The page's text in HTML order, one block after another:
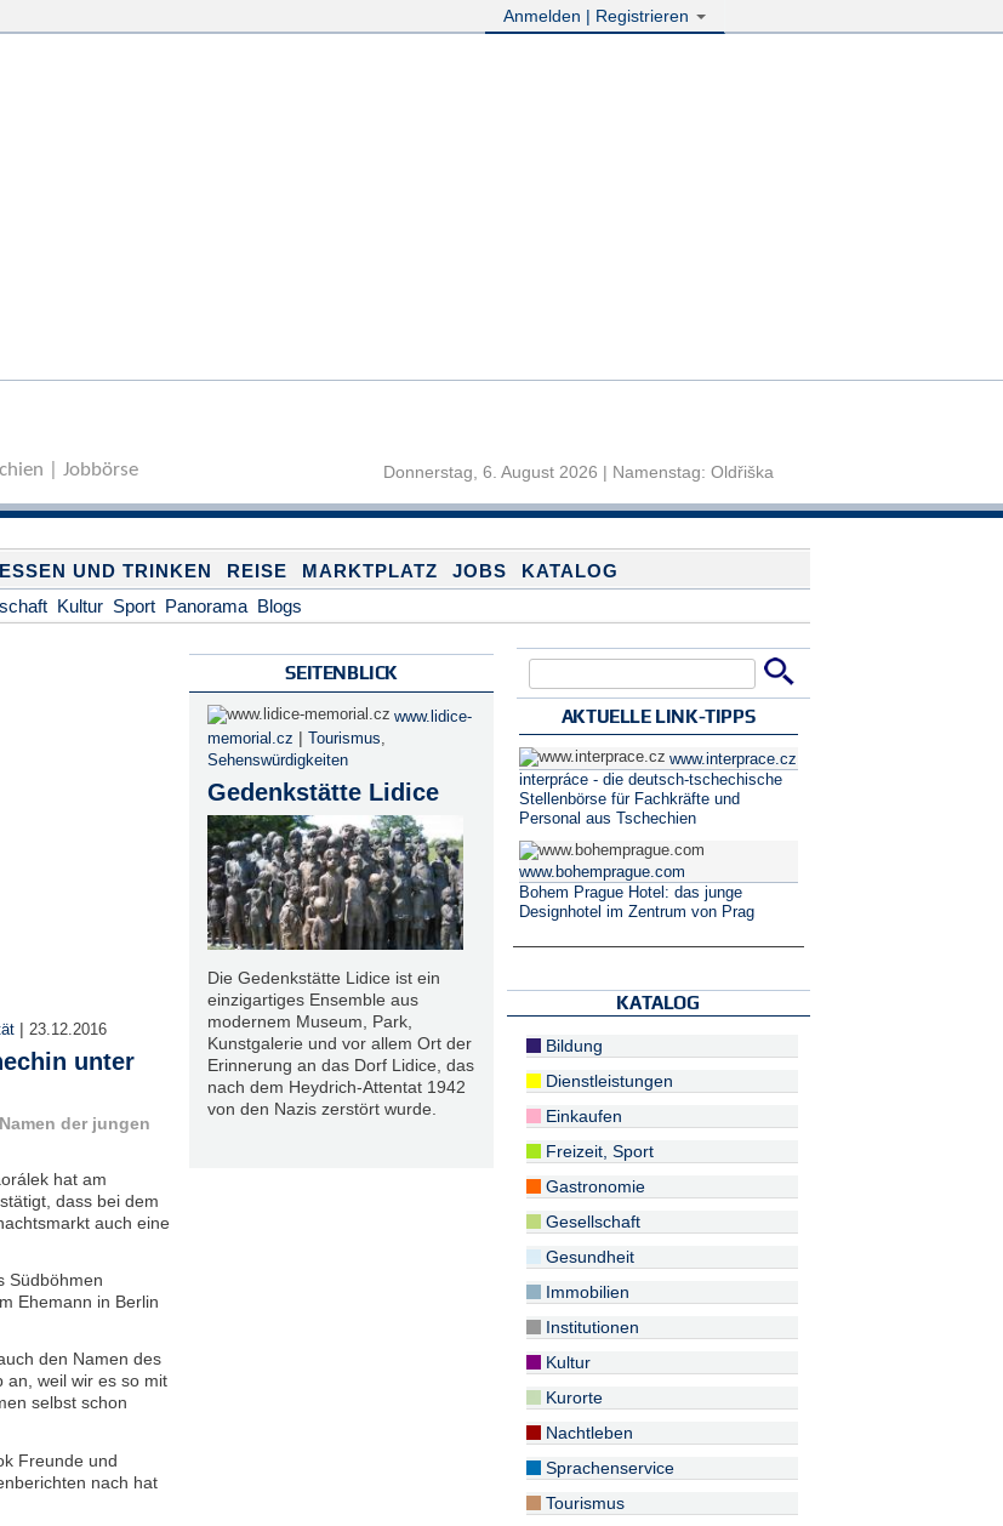
Anmelden | Registrieren
| Jobbörse Donnerstag, 6. August 2026 | Namenstag: Oldřiška
ESSEN UND TRINKEN REISE MARKTPLATZ JOBS
KATALOG
Kultur Sport Panorama Blogs
| 23.12.2016
unter
der jungen
hat am
dass bei dem
auch eine
Südböhmen
Ehemann in Berlin
den Namen des
an, weil wir es so mit
selbst schon
Freunde und
nach hat
SEITENBLICK
www.lidice-
memorial.cz | Tourismus,
Sehenswürdigkeiten
Gedenkstätte Lidice
Die Gedenkstätte Lidice ist ein
einzigartiges Ensemble aus
modernem Museum, Park,
Kunstgalerie und vor allem Ort der
Erinnerung an das Dorf Lidice, das
nach dem Heydrich-Attentat 1942
von den Nazis zerstört wurde.
AKTUELLE LINK-TIPPS
www.interprace.cz
interpráce - die deutsch-tschechische
Stellenbörse für Fachkräfte und
Personal aus Tschechien
www.bohemprague.com
Bohem Prague Hotel: das junge
Designhotel im Zentrum von Prag
KATALOG
Bildung
Dienstleistungen
Einkaufen
Freizeit, Sport
Gastronomie
Gesellschaft
Gesundheit
Immobilien
Institutionen
Kultur
Kurorte
Nachtleben
Sprachenservice
Tourismus